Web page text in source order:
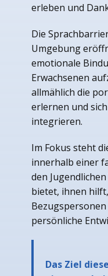
erleben und
Die
Umgebung
emotionale
Erwachsenen
allmählich die
erlernen und
integrieren.
Im Fokus steht
innerhalb einer
den
bietet, ihnen
persönliche
Das Ziel